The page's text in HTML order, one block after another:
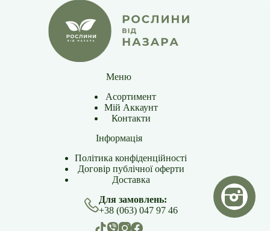
Меню
Асортимент
Мій Аккаунт
Контакти
Інформація
Політика конфіденційності
Договір публічної оферти
Доставка
Для замовлень:
+38 (063) 047 97 46